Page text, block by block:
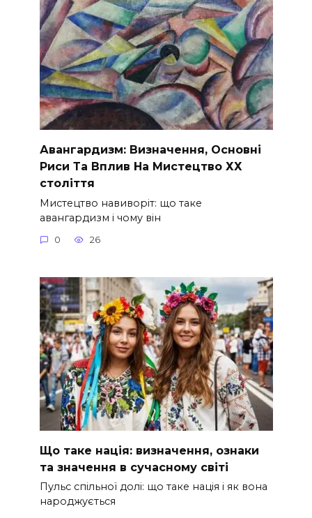
Авангардизм: Визначення, Основні
Риси Та Вплив На Мистецтво ХХ
століття
Мистецтво навиворіт: що таке
авангардизм і чому він
0 26
Що таке нація: визначення, ознаки
та значення в сучасному світі
Пульс спільної долі: що таке нація і як вона
народжується